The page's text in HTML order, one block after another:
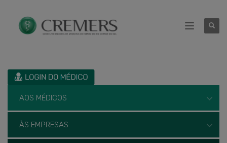
AOS MÉDICOS
ÀS EMPRESAS